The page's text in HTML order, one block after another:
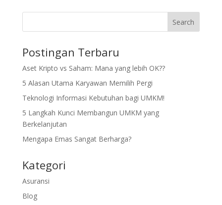
Search
Postingan Terbaru
Aset Kripto vs Saham: Mana yang lebih OK??
5 Alasan Utama Karyawan Memilih Pergi
Teknologi Informasi Kebutuhan bagi UMKM!
5 Langkah Kunci Membangun UMKM yang
Berkelanjutan
Mengapa Emas Sangat Berharga?
Kategori
Asuransi
Blog